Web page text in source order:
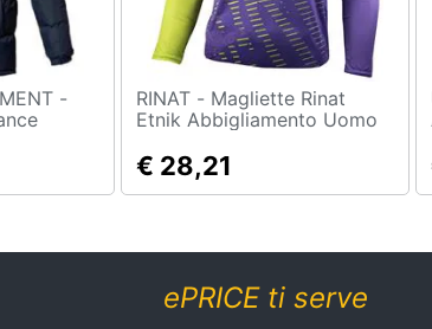
-
RINAT - Magliette Rinat
Etnik Abbigliamento Uomo
€ 28,21
ePRICE ti serve